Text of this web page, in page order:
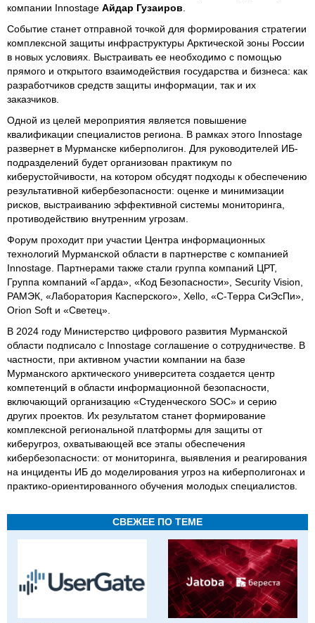
компании Innostage Айдар Гузаиров
Событие станет отправной точкой для формирования стратегии
комплексной защиты инфраструктуры Арктической зоны России
в новых условиях. Выстраивать ее необходимо с помощью
прямого и открытого взаимодействия государства и бизнеса: как
разработчиков средств защиты информации, так и их
заказчиков.
Одной из целей мероприятия является повышение
квалификации специалистов региона. В рамках этого Innostage
развернет в Мурманске киберполигон. Для руководителей ИБ-
подразделений будет организован практикум по
киберустойчивости, на котором обсудят подходы к обеспечению
результативной кибербезопасности: оценке и минимизации
рисков, выстраиванию эффективной системы мониторинга,
противодействию внутренним угрозам.
Форум проходит при участии Центра информационных
технологий Мурманской области в партнерстве с компанией
Innostage. Партнерами также стали группа компаний ЦРТ,
Группа компаний «Гарда», «Код Безопасности», Security Vision,
РАМЭК, «Лаборатория Касперского», Xello, «С-Терра СиЭсПи»,
Orion Soft и «Светец».
В 2024 году Министерство цифрового развития Мурманской
области подписало с Innostage соглашение о сотрудничестве. В
частности, при активном участии компании на базе
Мурманского арктического университета создается центр
компетенций в области информационной безопасности,
включающий организацию «Студенческого SOC» и серию
других проектов. Их результатом станет формирование
комплексной региональной платформы для защиты от
киберугроз, охватывающей все этапы обеспечения
кибербезопасности: от мониторинга, выявления и реагирования
на инциденты ИБ до моделирования угроз на киберполигонах и
практико-ориентированного обучения молодых специалистов.
СВЕЖЕЕ ПО ТЕМЕ